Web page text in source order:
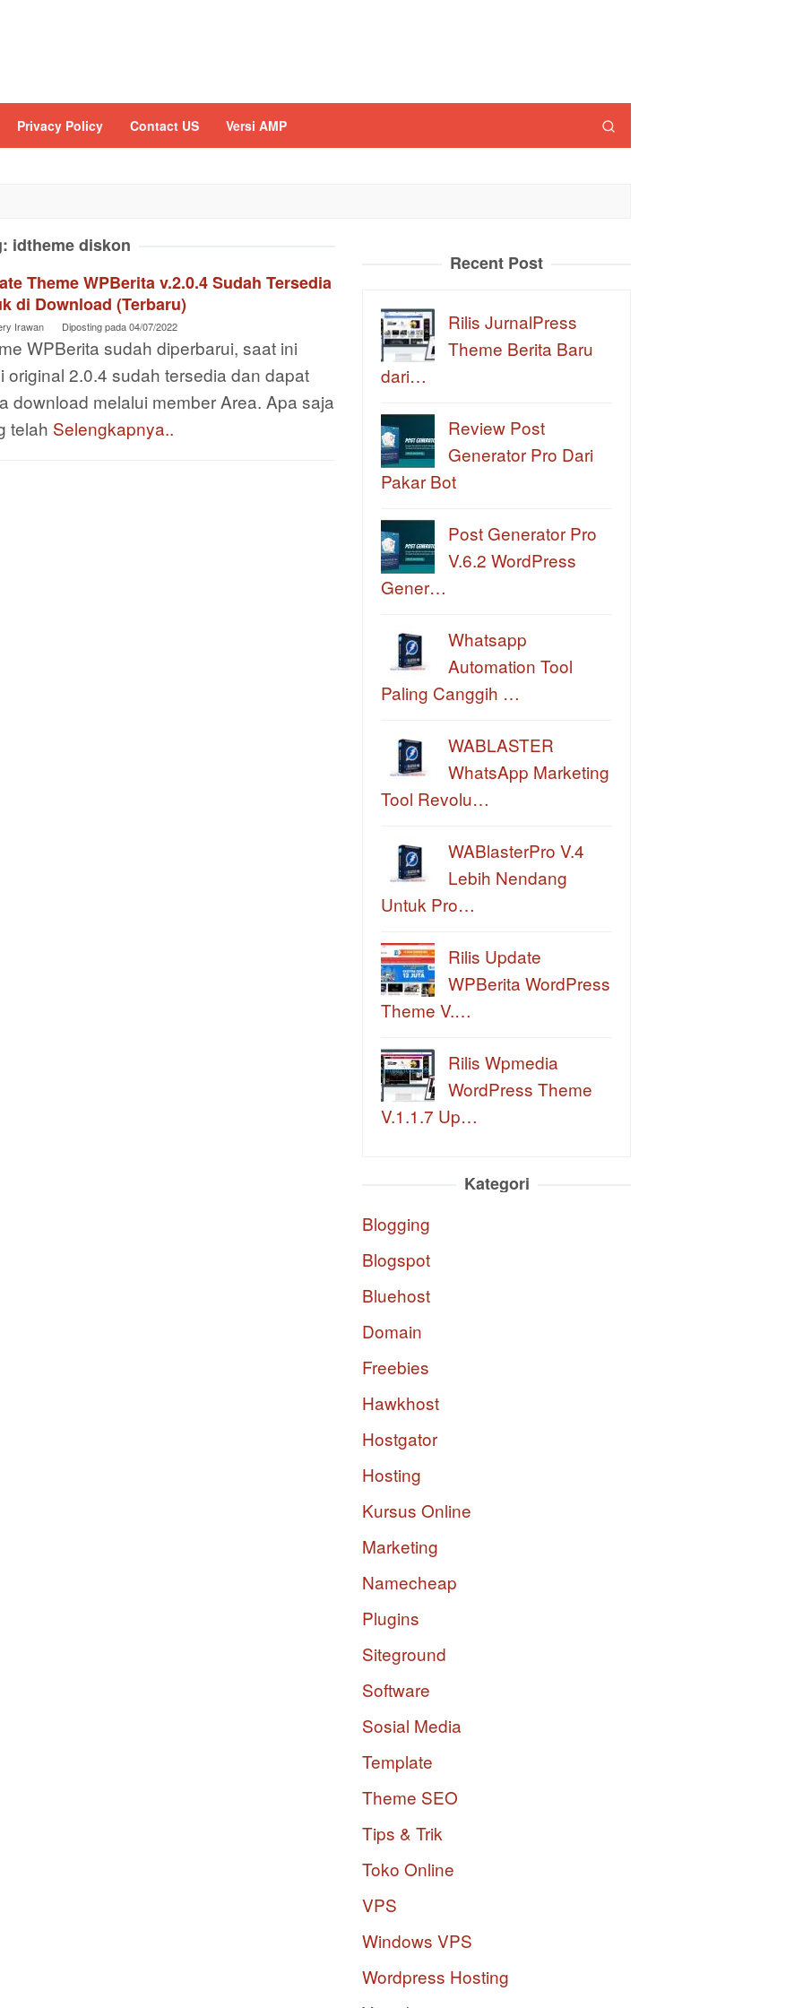
Privacy Policy Contact US Versi AMP
idtheme diskon
Theme WPBerita v.2.0.4 Sudah Tersedia
di Download (Terbaru)
Irawan Diposting pada04/07/2022
WPBerita sudah diperbarui, saat ini
original 2.0.4 sudah tersedia dan dapat
download melalui member Area. Apa saja
telah Selengkapnya..
Recent Post
Rilis JurnalPress
Theme Berita Baru
dari…
Review Post
Generator Pro Dari
Pakar Bot
Post Generator Pro
V.6.2 WordPress
Gener…
Whatsapp
Automation Tool
Paling Canggih …
WABLASTER
WhatsApp Marketing
Tool Revolu…
WABlasterPro V.4
Lebih Nendang
Untuk Pro…
Rilis Update
WPBerita WordPress
Theme V.…
Rilis Wpmedia
WordPress Theme
V.1.1.7 Up…
Kategori
Blogging
Blogspot
Bluehost
Domain
Freebies
Hawkhost
Hostgator
Hosting
Kursus Online
Marketing
Namecheap
Plugins
Siteground
Software
Sosial Media
Template
Theme SEO
Tips & Trik
Toko Online
VPS
Windows VPS
Wordpress Hosting